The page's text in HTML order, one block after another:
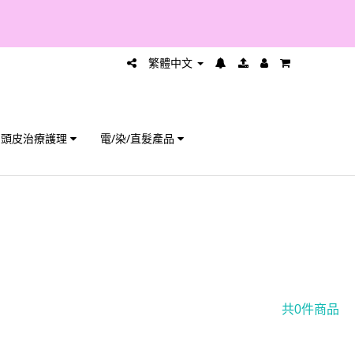
繁體中文
頭皮治療護理
電/染/直髮產品
共0件商品